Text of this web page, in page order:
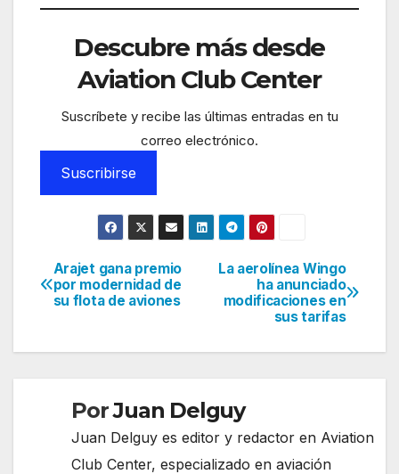
Descubre más desde
Aviation Club Center
Suscríbete y recibe las últimas entradas en tu
correo electrónico.
Suscribirse
Navegación
de
entradas
La aerolínea Wingo
ha anunciado
modificaciones en
sus tarifas
Arajet gana premio
por modernidad de
su flota de aviones
PorJuan Delguy
Juan Delguy es editor y redactor en Aviation
Club Center, especializado en aviación